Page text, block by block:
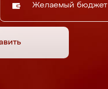
Желаемый бюджет